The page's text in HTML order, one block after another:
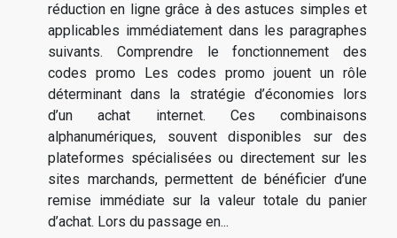
réduction en ligne grâce à des astuces simples et
applicables immédiatement dans les paragraphes
suivants. Comprendre le fonctionnement des
codes promo Les codes promo jouent un rôle
déterminant dans la stratégie d’économies lors
d’un achat internet. Ces combinaisons
alphanumériques, souvent disponibles sur des
plateformes spécialisées ou directement sur les
sites marchands, permettent de bénéficier d’une
remise immédiate sur la valeur totale du panier
d’achat. Lors du passage en...